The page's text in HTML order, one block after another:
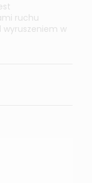
ruchu
wyruszeniem w